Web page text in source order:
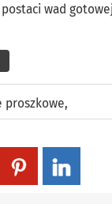
wad
proszkowe,